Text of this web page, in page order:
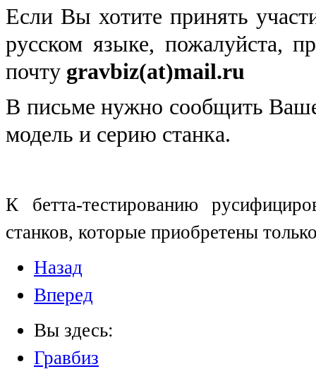
Если Вы хотите принять
русском языке, пожалуйста,
почту gravbiz(at)mail.ru
В письме нужно сообщить
модель и серию станка.
К бетта-тестированию
станков, которые приобретены
Назад
Вперед
Вы здесь:
Гравбиз